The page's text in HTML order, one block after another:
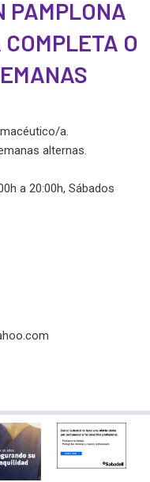
PAMPLONA
O
a.
alternas.
a 20:00h, Sábados